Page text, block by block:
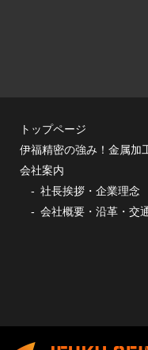
トップページ
伊福精密の強み！金属加
会社案内
社長挨拶・企業理念
会社概要・沿革・交